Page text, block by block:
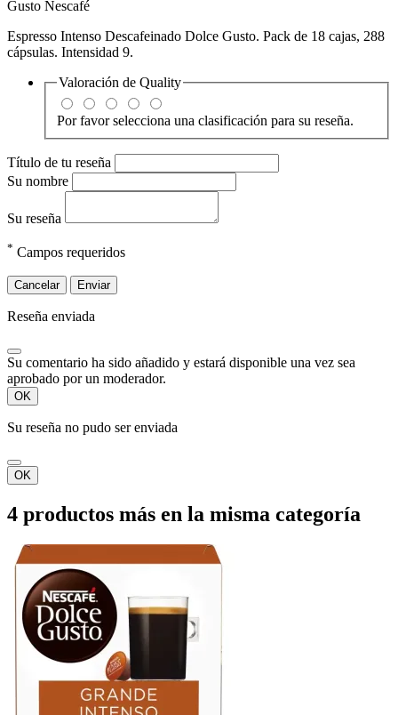
Gusto Nescafé
Espresso Intenso Descafeinado Dolce Gusto. Pack de 18 cajas, 288
cápsulas. Intensidad 9.
Valoración de Quality
Por favor selecciona una clasificación para su reseña.
Título de tu reseña
Su nombre
Su reseña
* Campos requeridos
Cancelar Enviar
Reseña enviada
Su comentario ha sido añadido y estará disponible una vez sea
aprobado por un moderador.
OK
Su reseña no pudo ser enviada
OK
4 productos más en la misma categoría